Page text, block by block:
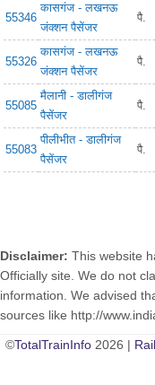
55346
कासगंज - लखनऊ
जंक्शन पैसेंजर
पै.
55326
कासगंज - लखनऊ
जंक्शन पैसेंजर
पै.
55085
मैलानी - डालीगंज
पैसेंजर
पै.
55083
पीलीभीत - डालीगंज
पैसेंजर
पै.
Disclaimer: This website
Officially site. We do not
information. We advised
sources like http://
©TotalTrainInfo 2026 |